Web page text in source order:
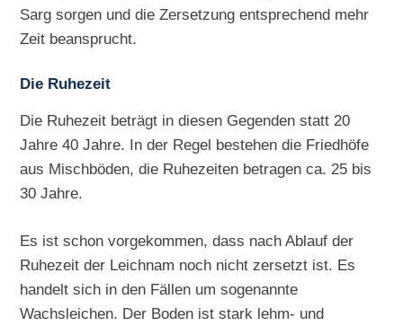
Sarg sorgen und die Zersetzung entsprechend mehr
Zeit beansprucht.
Die Ruhezeit
Die Ruhezeit beträgt in diesen Gegenden statt 20
Jahre 40 Jahre. In der Regel bestehen die Friedhöfe
aus Mischböden, die Ruhezeiten betragen ca. 25 bis
30 Jahre.
Es ist schon vorgekommen, dass nach Ablauf der
Ruhezeit der Leichnam noch nicht zersetzt ist. Es
handelt sich in den Fällen um sogenannte
Wachsleichen. Der Boden ist stark lehm- und